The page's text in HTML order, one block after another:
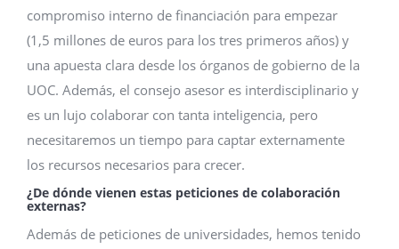
compromiso interno de financiación para empezar
(1,5 millones de euros para los tres primeros años) y
una apuesta clara desde los órganos de gobierno de la
UOC. Además, el consejo asesor es interdisciplinario y
es un lujo colaborar con tanta inteligencia, pero
necesitaremos un tiempo para captar externamente
los recursos necesarios para crecer.
¿De dónde vienen estas peticiones de colaboración
externas?
Además de peticiones de universidades, hemos tenido